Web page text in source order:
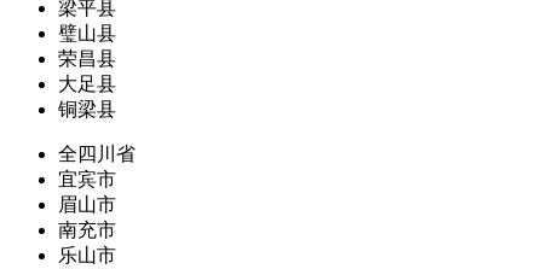
梁平县
璧山县
荣昌县
大足县
铜梁县
全四川省
宜宾市
眉山市
南充市
乐山市